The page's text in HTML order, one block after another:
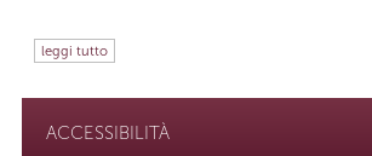
leggi tutto
ACCESSIBILITÀ